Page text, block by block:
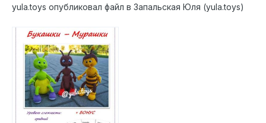
yula.toys опубликовал файл в Запальская Юля (yula.toys)